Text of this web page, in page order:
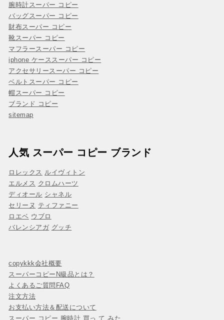
腕時計スーパー コピー
バッグスーパー コピー
財布スーパー コピー
靴スーパー コピー
マフラースーパー コピー
iphone ケーススーパー コピー
アクセサリースーパー コピー
ベルトスーパー コピー
帽スーパー コピー
ブランド コピー
sitemap
人気 スーパー コピー ブランド
ロレックス ルイヴィトン
エルメス クロムハーツ
ディオール シャネル
セリーヌ ティファニー
ロエベ ウブロ
バレンシアガ グッチ
copykkk会社概要
スーパーコピーN級品とは？
よくあるご質問FAQ
注文方法
お支払い方法＆配送について
スーパー コピー 腕時計 買っ て みた